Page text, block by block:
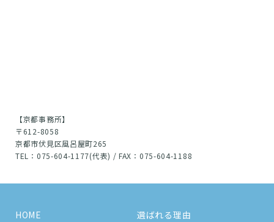
【京都事務所】
〒612-8058
京都市伏見区風呂屋町265
TEL：075-604-1177(代表) / FAX：075-604-1188
HOME 選ばれる理由